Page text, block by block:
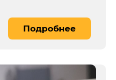
Подробнее